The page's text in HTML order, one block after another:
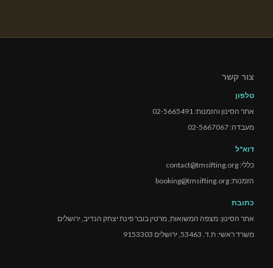
צור קשר
טלפון
אתר הסינון והזמנות: 02-5665491
מעבדה: 02-5667067
דוא"ל
כללי: contact@tmsifting.org
הזמנות: booking@tmsifting.org
כתובת
אתר הסינון: מצפה המשואות, מרטין בובר פינת יצחק הנדיב, ירושלים
משרד ראשי: ת.ד. 53463, ירושלים 9153303